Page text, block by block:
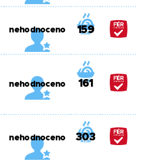
nehodnoceno 159
nehodnoceno 161
nehodnoceno 303